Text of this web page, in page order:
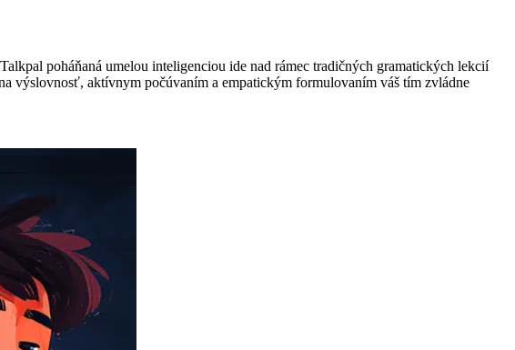
poháňaná umelou inteligenciou ide nad rámec tradičných gramatických lekcií
výslovnosť, aktívnym počúvaním a empatickým formulovaním váš tím zvládne